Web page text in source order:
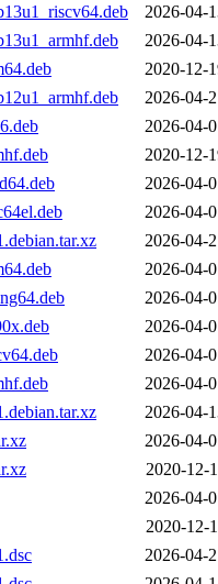
2026-04-
2026-04-
2020-12-
2026-04-
2026-04-
2020-12-
2026-04-
2026-04-
2026-04-
2026-04-
2026-04-
2026-04-
2026-04-
2026-04-
2026-04-
2026-04-
2020-12-
2026-04-
2020-12-
2026-04-